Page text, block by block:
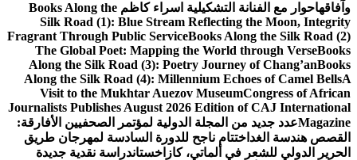
وآفاقهاحوار مع الفنانة التشكيلية اسراء كاظم Books Along the
Silk Road (1): Blue Stream Reflecting the Moon, Integrity
Fragrant Through Public ServiceBooks Along the Silk Road (2)
The Global Poet: Mapping the World through VerseBooks
Along the Silk Road (3): Poetry Journey of Chang’anBooks
Along the Silk Road (4): Millennium Echoes of Camel BellsA
Visit to the Mukhtar Auezov MuseumCongress of African
Journalists Publishes August 2026 Edition of CAJ International
Magazineعدد جديد من المجلة الدولية لمؤتمر الصحفيين الأفارقة:
القصص هندسة الغد اختتام ناجح للدورة السادسة لمهرجان طريق
الحرير الدولي للشعر في ألماتي، كازاخستاندراسة نقدية جديدة